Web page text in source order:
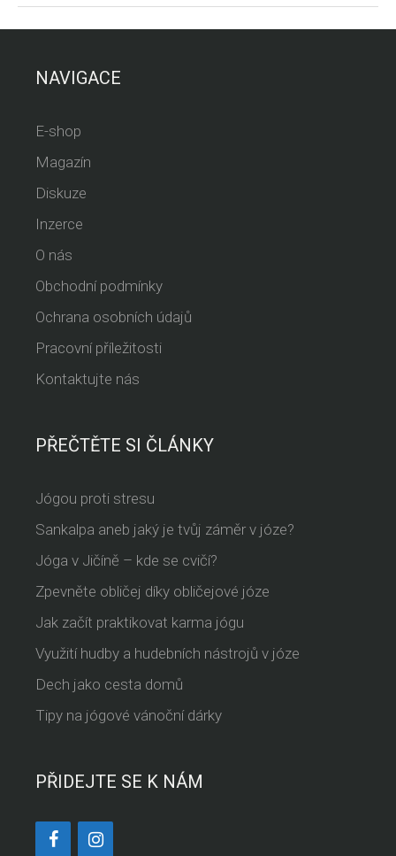
NAVIGACE
E-shop
Magazín
Diskuze
Inzerce
O nás
Obchodní podmínky
Ochrana osobních údajů
Pracovní příležitosti
Kontaktujte nás
PŘEČTĚTE SI ČLÁNKY
Jógou proti stresu
Sankalpa aneb jaký je tvůj záměr v józe?
Jóga v Jičíně – kde se cvičí?
Zpevněte obličej díky obličejové józe
Jak začít praktikovat karma jógu
Využití hudby a hudebních nástrojů v józe
Dech jako cesta domů
Tipy na jógové vánoční dárky
PŘIDEJTE SE K NÁM